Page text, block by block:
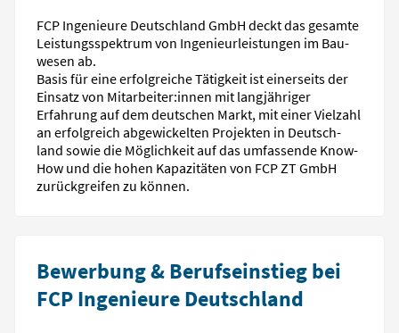
FCP Ingenieure Deutschland GmbH deckt das gesamte
Leistungs­spektrum von Ingenieur­leistungen im Bau­
wesen ab.
Basis für eine erfolg­reiche Tätigkeit ist einer­seits der
Ein­satz von Mit­arbei­ter:innen mit lang­jähriger
Erfahrung auf dem deutschen Markt, mit einer Viel­zahl
an erfolg­reich ab­ge­wickel­ten Projekten in Deutsch­
land sowie die Mög­lich­keit auf das um­fassende Know-
How und die hohen Kapa­zi­täten von FCP ZT GmbH
zurück­greifen zu können.
Bewerbung & Berufseinstieg bei
FCP Ingenieure Deutschland